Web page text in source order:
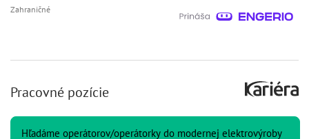
Zahraničné
Pracovné pozície
Hľadáme operátorov/operátorky do modernej elektrovýroby